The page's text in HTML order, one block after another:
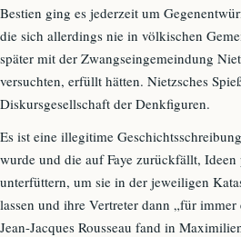
Bestien ging es jederzeit um
die sich allerdings nie in völkischen
später mit der Zwangseingemeindung
versuchten, erfüllt hätten. Nietzsches
Diskursgesellschaft der Denkfiguren.
Es ist eine illegitime
wurde und die auf Faye zurückfällt,
unterfüttern, um sie in der jeweiligen
lassen und ihre Vertreter dann „für
Jean-Jacques Rousseau fand in